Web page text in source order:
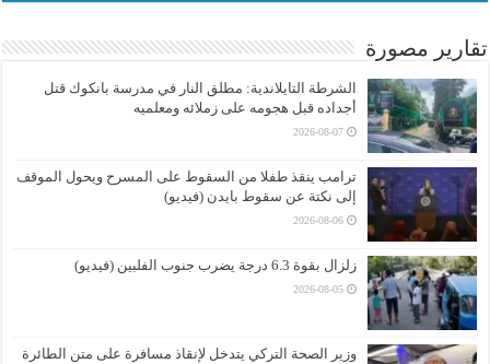
تقارير مصورة
الشرطة التايلاندية: مطلق النار في مدرسة بانكوك قتل
أجداده قبل هجومه على زملائه ومعلميه
2026-08-07
ترامب ينقذ طفلا من السقوط على المسرح ويحول الموقف
إلى نكتة عن سقوط بايدن (فيديو)
2026-08-06
زلزال بقوة 6.3 درجة يضرب جنوب الفلبين (فيديو)
2026-08-05
وزير الصحة التركي يتدخل لإنقاذ مسافرة على متن الطائرة